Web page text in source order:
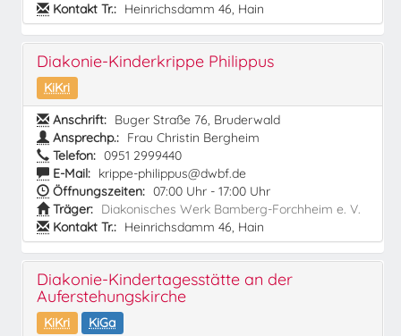
Kontakt Tr.: Heinrichsdamm 46, Hain
Diakonie-Kinderkrippe Philippus
KiKri
Anschrift: Buger Straße 76, Bruderwald
Ansprechp.: Frau Christin Bergheim
Telefon: 0951 2999440
E-Mail: krippe-philippus@dwbf.de
Öffnungszeiten: 07:00 Uhr - 17:00 Uhr
Träger: Diakonisches Werk Bamberg-Forchheim e. V.
Kontakt Tr.: Heinrichsdamm 46, Hain
Diakonie-Kindertagesstätte an der
Auferstehungskirche
KiKri
KiGa